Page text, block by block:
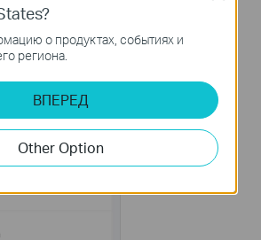
о продуктах, событиях и
региона.
ВПЕРЕД
Other Option